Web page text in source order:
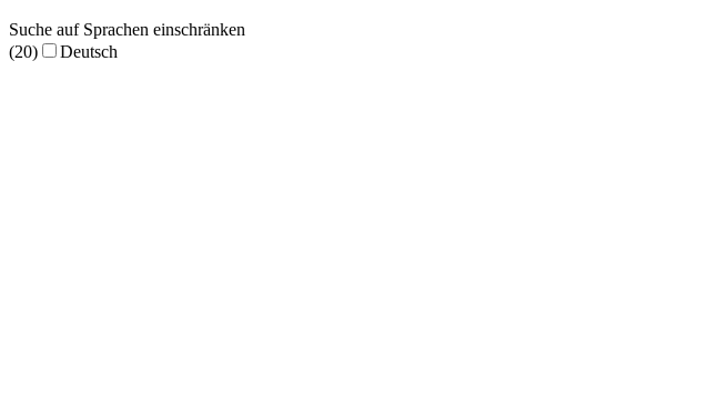
Suche auf Sprachen einschränken
(20)
Deutsch